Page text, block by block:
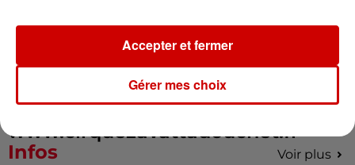
sur place / réservations
uniquement sur place
Infos 06.26.07.07.74 ou sur
Facebook et Instagram /
www.cirquezavattadouchet.fr
Infos
Voir plus
Gérer mes choix
Accepter et fermer